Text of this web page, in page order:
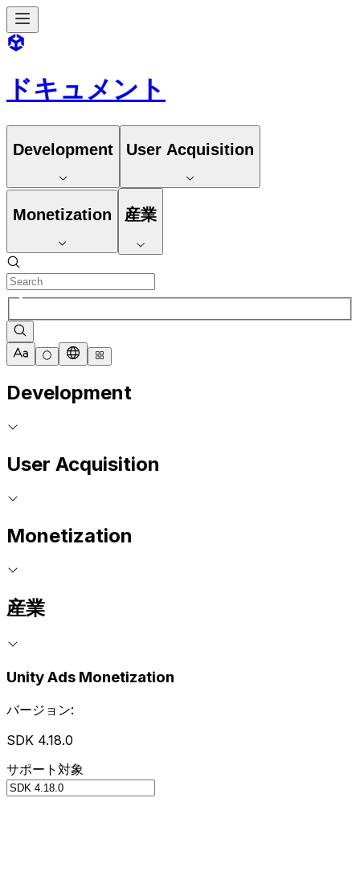
ドキュメント
Development User Acquisition
Monetization 産業
Development
User Acquisition
Monetization
産業
Unity Ads Monetization
バージョン:
SDK 4.18.0
サポート対象